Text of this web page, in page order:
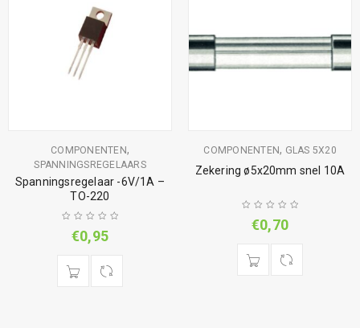
COMPONENTEN,
SPANNINGSREGELAARS
Spanningsregelaar -6V/1A –
TO-220
€0,95
COMPONENTEN, GLAS 5X20
Zekering ø5x20mm snel 10A
€0,70